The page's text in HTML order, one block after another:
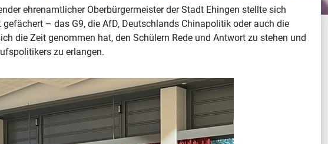
ehrenamtlicher Oberbürgermeister der Stadt Ehingen stellte sich
– das G9, die AfD, Deutschlands Chinapolitik oder auch die
die Zeit genommen hat, den Schülern Rede und Antwort zu stehen und
zu erlangen.